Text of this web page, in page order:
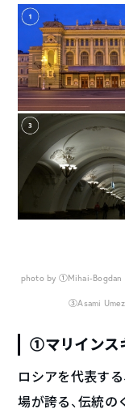
photo by ①Mihai-Bogdan
③Asami
①マリインス
ロシアを代表す
場が誇る、伝統